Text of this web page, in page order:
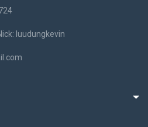
luudungkevin